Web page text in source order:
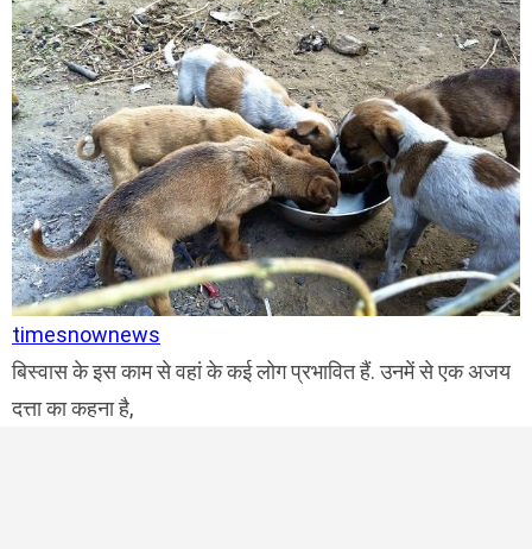
timesnownews
बिस्वास के इस काम से वहां के कई लोग प्रभावित हैं. उनमें से एक अजय
दत्ता का कहना है,